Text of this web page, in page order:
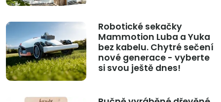
Robotické sekačky
Mammotion Luba a Yuka
bez kabelu. Chytré sečení
nové generace - vyberte
si svou ještě dnes!